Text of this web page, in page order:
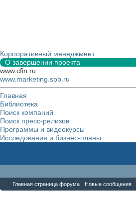
Корпоративный менеджмент
О завершении проекта
www.cfin.ru
www.marketing.spb.ru
Главная
Библиотека
Поиск компаний
Поиск пресс-релизов
Программы и видеокурсы
Исследования и бизнес-планы
Главная страница форума Новые сообщения